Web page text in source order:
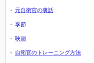
元自衛官の裏話
季節
映画
自衛官のトレーニング方法